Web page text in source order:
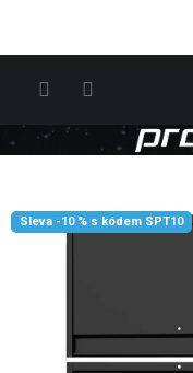
Sleva -10 % s kódem SPT10